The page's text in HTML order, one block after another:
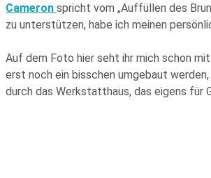
Cameron spricht vom „Auffüllen des
zu unterstützen, habe ich meinen
Auf dem Foto hier seht ihr mich schon
erst noch ein bisschen umgebaut
durch das Werkstatthaus, das eigens für